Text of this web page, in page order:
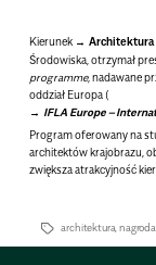
Kierunek Architektura
Środowiska, otrzymał
programme, nadawane
oddział Europa (
IFLA Europe –
Program oferowany na
architektów krajobrazu,
zwiększa atrakcyjność
architektura,nagroda